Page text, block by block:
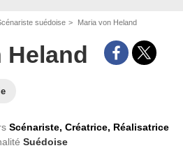
suédoise Maria von Heland
Heland
Scénariste,Créatrice, Réalisatrice
Suédoise